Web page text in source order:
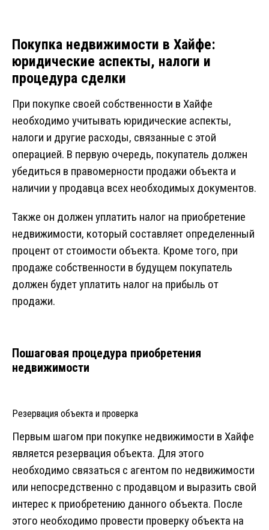
Покупка недвижимости в Хайфе:
юридические аспекты, налоги и
процедура сделки
При покупке своей собственности в Хайфе
необходимо учитывать юридические аспекты,
налоги и другие расходы, связанные с этой
операцией. В первую очередь, покупатель должен
убедиться в правомерности продажи объекта и
наличии у продавца всех необходимых документов.
Также он должен уплатить налог на приобретение
недвижимости, который составляет определенный
процент от стоимости объекта. Кроме того, при
продаже собственности в будущем покупатель
должен будет уплатить налог на прибыль от
продажи.
Пошаговая процедура приобретения
недвижимости
Резервация объекта и проверка
Первым шагом при покупке недвижимости в Хайфе
является резервация объекта. Для этого
необходимо связаться с агентом по недвижимости
или непосредственно с продавцом и выразить свой
интерес к приобретению данного объекта. После
этого необходимо провести проверку объекта на